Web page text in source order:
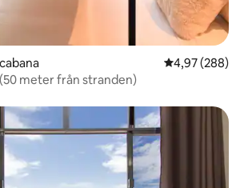
4,97 av 5 i
4,97 (288)
meter från stranden)